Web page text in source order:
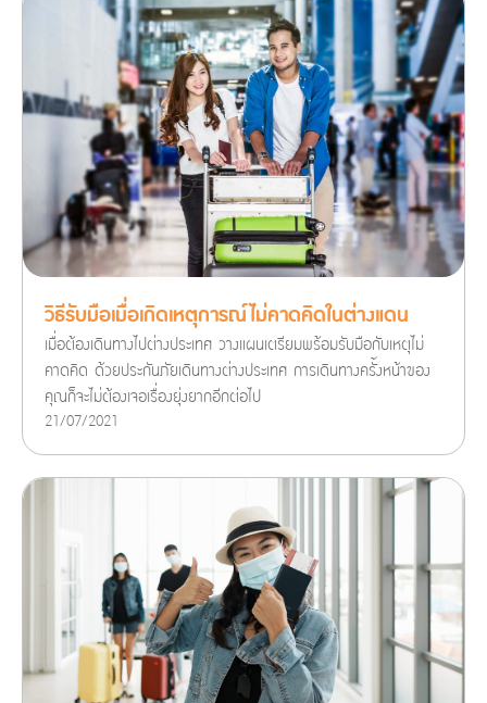
วิธีรับมือเมื่อเกิดเหตุการณ์ไม่คาดคิดในต่างแดน
เมื่อต้องเดินทางไปต่างประเทศ วางแผนเตรียมพร้อมรับมือกับเหตุไม่
คาดคิด ด้วยประกันภัยเดินทางต่างประเทศ การเดินทางครั้งหน้าของ
คุณก็จะไม่ต้องเจอเรื่องยุ่งยากอีกต่อไป
21/07/2021